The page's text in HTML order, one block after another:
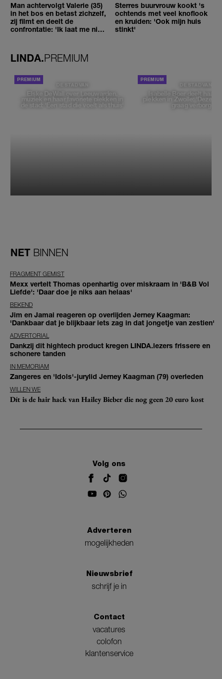
Man achtervolgt Valerie (35)
in het bos en betast zichzelf,
zij filmt en deelt de
confrontatie: 'Ik laat me niet
Sterres buurvrouw kookt 's
ochtends met veel knoflook
en kruiden: 'Ook mijn huis
stinkt'
LINDA.PREMIUM
DE STAD VAN
Elske DeWall over Leeuwarden,
muziek en haar favoriete plekken in
de stad: 'Een stad die voelt als thuis'
DE STAD VAN
Isabelle Boer deelt haar
plekken in Zwolle: 'Deze
graag verborgen'
NET BINNEN
FRAGMENT GEMIST
Mexx vertelt Thomas openhartig over miskraam in 'B&B Vol
Liefde': 'Daar doe je niks aan helaas'
BEKEND
Jim en Jamai reageren op overlijden Jerney Kaagman:
'Dankbaar dat je blijkbaar iets zag in dat jongetje van zestien'
ADVERTORIAL
Dankzij dit hightech product kregen LINDA.lezers frissere en
schonere tanden
IN MEMORIAM
Zangeres en 'Idols'-jurylid Jerney Kaagman (79) overleden
WILLEN WE
Dít is de hair hack van Hailey Bieber die nog geen 20 euro kost
Volg ons
Adverteren
mogelijkheden
Nieuwsbrief
schrijf je in
Contact
vacatures
colofon
klantenservice